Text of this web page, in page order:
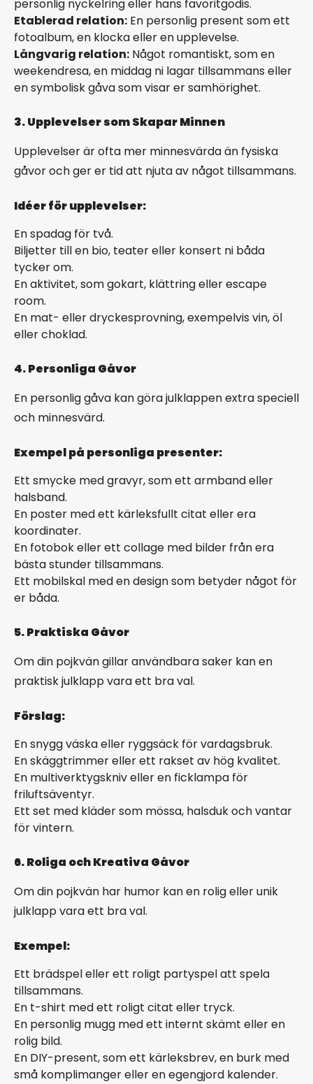
personlig nyckelring eller hans favoritgodis.
Etablerad relation: En personlig present som ett
fotoalbum, en klocka eller en upplevelse.
Långvarig relation: Något romantiskt, som en
weekendresa, en middag ni lagar tillsammans eller
en symbolisk gåva som visar er samhörighet.
3. Upplevelser som Skapar Minnen
Upplevelser är ofta mer minnesvärda än fysiska
gåvor och ger er tid att njuta av något tillsammans.
Idéer för upplevelser:
En spadag för två.
Biljetter till en bio, teater eller konsert ni båda
tycker om.
En aktivitet, som gokart, klättring eller escape
room.
En mat- eller dryckesprovning, exempelvis vin, öl
eller choklad.
4. Personliga Gåvor
En personlig gåva kan göra julklappen extra speciell
och minnesvärd.
Exempel på personliga presenter:
Ett smycke med gravyr, som ett armband eller
halsband.
En poster med ett kärleksfullt citat eller era
koordinater.
En fotobok eller ett collage med bilder från era
bästa stunder tillsammans.
Ett mobilskal med en design som betyder något för
er båda.
5. Praktiska Gåvor
Om din pojkvän gillar användbara saker kan en
praktisk julklapp vara ett bra val.
Förslag:
En snygg väska eller ryggsäck för vardagsbruk.
En skäggtrimmer eller ett rakset av hög kvalitet.
En multiverktygskniv eller en ficklampa för
friluftsäventyr.
Ett set med kläder som mössa, halsduk och vantar
för vintern.
6. Roliga och Kreativa Gåvor
Om din pojkvän har humor kan en rolig eller unik
julklapp vara ett bra val.
Exempel:
Ett brädspel eller ett roligt partyspel att spela
tillsammans.
En t-shirt med ett roligt citat eller tryck.
En personlig mugg med ett internt skämt eller en
rolig bild.
En DIY-present, som ett kärleksbrev, en burk med
små komplimanger eller en egengjord kalender.